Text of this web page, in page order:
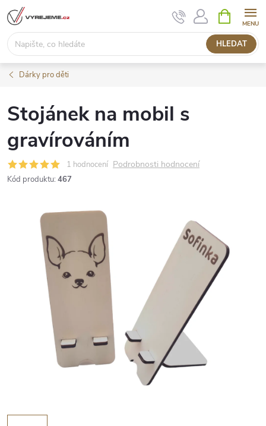
Přejít
na
obsah
HLEDAT
NÁKUPNÍ
KOŠÍK
Dárky pro děti
Stojánek na mobil s
gravírováním
1 hodnocení Podrobnosti hodnocení
Kód produktu: 467